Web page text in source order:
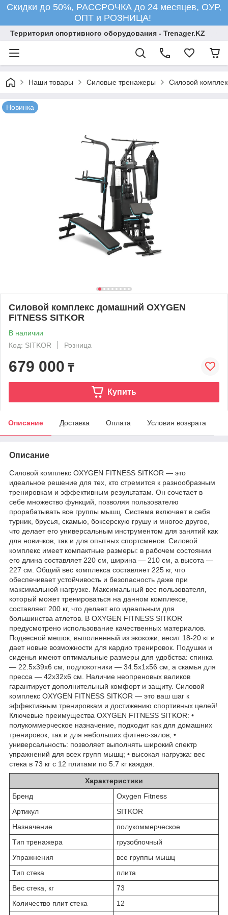
Скидки до 50%, РАССРОЧКА до 24 месяцев, ОУР,
ОПТ и РОЗНИЦА!
Территория спортивного оборудования - Trenager.KZ
Наши товары Силовые тренажеры Силовой
Новинка
Силовой комплекс домашний OXYGEN
FITNESS SITKOR
В наличии
Код: SITKOR
Розница
679 000 ₸
Купить
Описание Доставка Оплата Условия возврата
Описание
Силовой комплекс OXYGEN FITNESS SITKOR — это
идеальное решение для тех, кто стремится к разнообразным
тренировкам и эффективным результатам. Он сочетает в
себе множество функций, позволяя пользователю
прорабатывать все группы мышц. Система включает в себя
турник, брусья, скамью, боксерскую грушу и многое другое,
что делает его универсальным инструментом для занятий как
для новичков, так и для опытных спортсменов. Силовой
комплекс имеет компактные размеры: в рабочем состоянии
его длина составляет 220 см, ширина — 210 см, а высота —
227 см. Общий вес комплекса составляет 225 кг, что
обеспечивает устойчивость и безопасность даже при
максимальной нагрузке. Максимальный вес пользователя,
который может тренироваться на данном комплексе,
составляет 200 кг, что делает его идеальным для
большинства атлетов. В OXYGEN FITNESS SITKOR
предусмотрено использование качественных материалов.
Подвесной мешок, выполненный из экокожи, весит 18-20 кг и
дает новые возможности для кардио тренировок. Подушки и
сиденья имеют оптимальные размеры для удобства: спинка
— 22.5х39х6 см, подлокотники — 34.5х1х56 см, а скамья для
пресса — 42х32х6 см. Наличие неопреновых валиков
гарантирует дополнительный комфорт и защиту. Силовой
комплекс OXYGEN FITNESS SITKOR — это ваш шаг к
эффективным тренировкам и достижению спортивных целей!
Ключевые преимущества OXYGEN FITNESS SITKOR: •
полукоммерческое назначение, подходит как для домашних
тренировок, так и для небольших фитнес-залов; •
универсальность: позволяет выполнять широкий спектр
упражнений для всех групп мышц; • высокая нагрузка: вес
стека в 73 кг с 12 плитами по 5.7 кг каждая.
Характеристики
Бренд
Oxygen Fitness
Артикул
SITKOR
Назначение
полукоммерческое
Тип тренажера
грузоблочный
Упражнения
все группы мышц
Тип стека
плита
Вес стека, кг
73
Количество плит стека
12